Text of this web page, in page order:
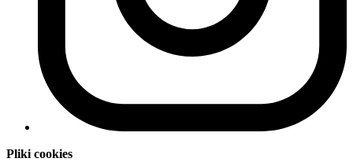
Pliki cookies